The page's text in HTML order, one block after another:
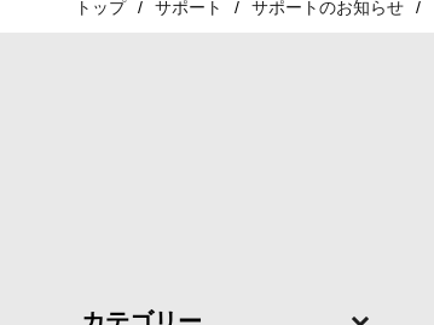
トップ サポート サポートのお知らせ